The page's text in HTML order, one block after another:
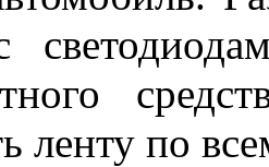
ленту по